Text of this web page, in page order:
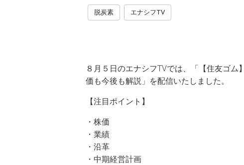
脱炭素 エナシフTV
８月５日のエナシフTVでは、「【住友ゴ
価も今後も解説」を配信いたしました。
【注目ポイント】
・株価
・業績
・沿革
・中期経営計画